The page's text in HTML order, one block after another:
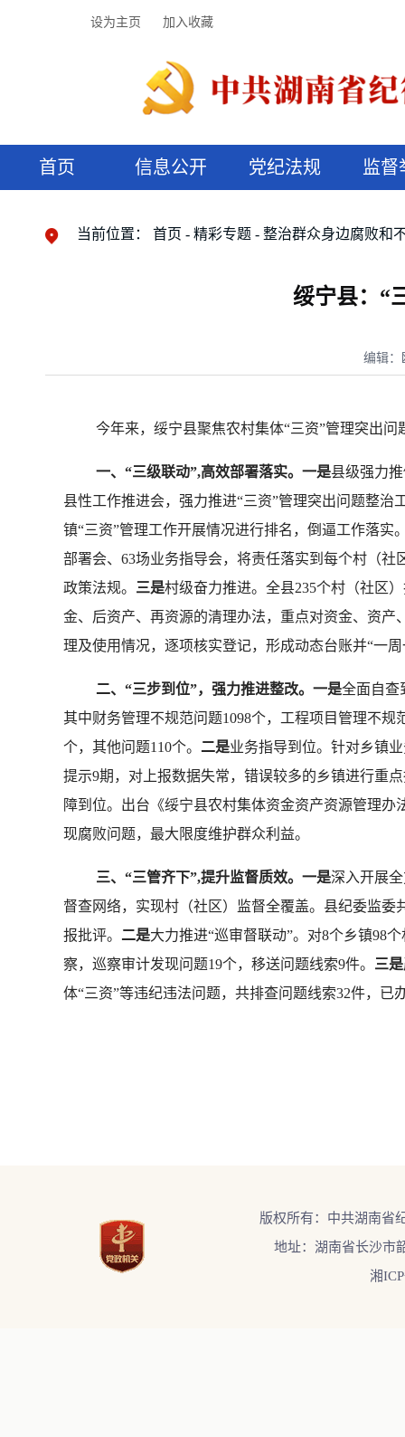
设为主页 加入收藏
首页 信息公开 党纪法规 监督
当前位置： 首页 精彩专题 整治群众身边腐败和
绥宁县：“
编辑：
今年来，绥宁县聚焦农村集体“三资”管理突出问
一、“三级联动”,高效部署落实。一是县级强力
县性工作推进会，强力推进“三资”管理突出问题整
镇“三资”管理工作开展情况进行排名，倒逼工作落实
部署会、63场业务指导会，将责任落实到每个村（
政策法规。 三是村级奋力推进。全县235个村（社区
金、后资产、再资源的清理办法，重点对资金、资
理及使用情况，逐项核实登记，形成动态台账并“一
二、“三步到位”，强力推进整改。一是全面自查
其中财务管理不规范问题1098个，工程项目管理不
个，其他问题110个。 二是业务指导到位。针对乡镇
提示9期，对上报数据失常，错误较多的乡镇进行重
障到位。出台《绥宁县农村集体资金资产资源管理
现腐败问题，最大限度维护群众利益。
三、“三管齐下”,提升监督质效。一是深入开展
督查网络，实现村（社区）监督全覆盖。县纪委监委
报批评。 二是大力推进“巡审督联动”。对8个乡镇98
察，巡察审计发现问题19个，移送问题线索9件。 三是
体“三资”等违纪违法问题，共排查问题线索32件，已
版权所有：中共湖南省
地址：湖南省长沙市
湘